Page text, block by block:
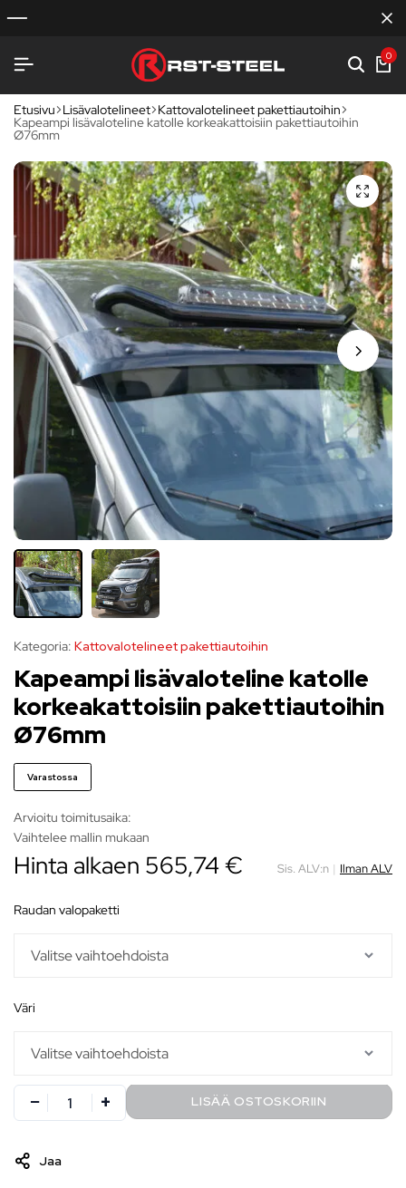
0
Etusivu Lisävalotelineet Kattovalotelineet pakettiautoihin
Kapeampi lisävaloteline katolle korkeakattoisiin pakettiautoihin
Ø76mm
Kategoria: Kattovalotelineet pakettiautoihin
Kapeampi lisävaloteline katolle
korkeakattoisiin pakettiautoihin
Ø76mm
Varastossa
Arvioitu toimitusaika:
Vaihtelee mallin mukaan
Hinta alkaen 565,74€ Sis. ALV:n | Ilman ALV
raudan valopaketti
väri
LISÄÄ OSTOSKORIIN
Jaa